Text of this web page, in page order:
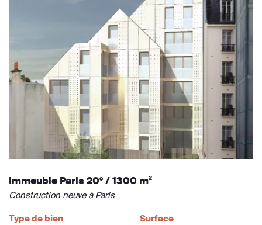
Immeuble Paris 20° / 1300 m²
Construction neuve à Paris
Type de bien
Surface